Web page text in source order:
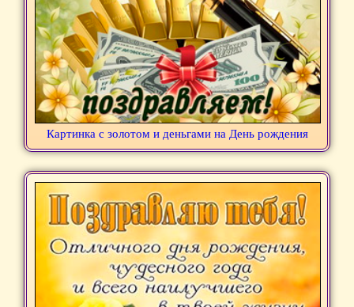
Картинка с золотом и деньгами на День рождения